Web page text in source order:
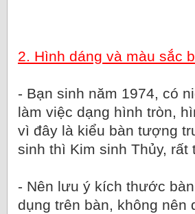
2. Hình dáng và màu sắc
- Bạn sinh năm 1974, có
làm việc dạng hình tròn,
vì đây là kiểu bàn tượng
sinh thì Kim sinh Thủy, rất
- Nên lưu ý kích thước
dụng trên bàn, không nên